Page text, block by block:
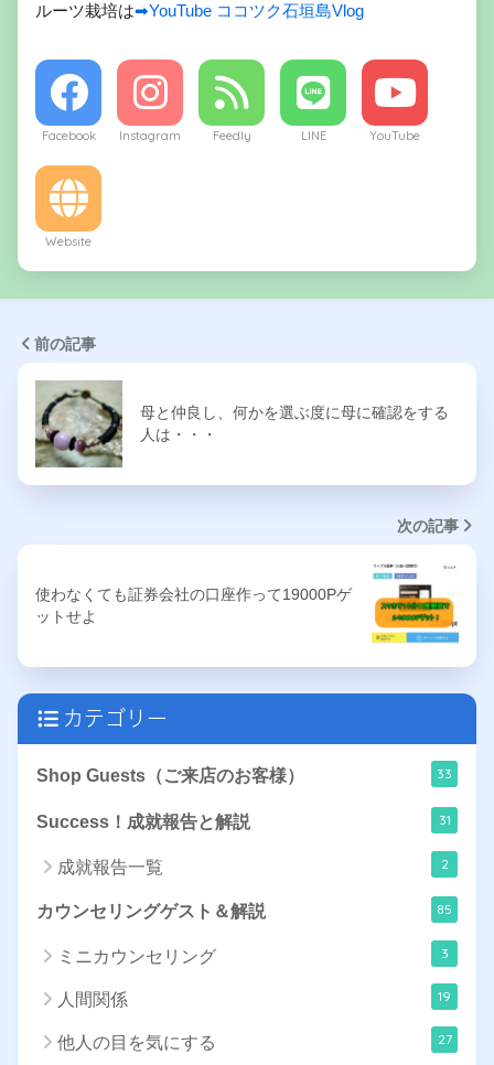
ルーツ栽培は➡YouTube ココツク石垣島Vlog
Facebook Instagram Feedly LINE YouTube
Website
前の記事
母と仲良し、何かを選ぶ度に母に確認をする
人は・・・
次の記事
使わなくても証券会社の口座作って19000Pゲ
ットせよ
カテゴリー
Shop Guests（ご来店のお客様） 33
Success！成就報告と解説 31
成就報告一覧 2
カウンセリングゲスト＆解説 85
ミニカウンセリング 3
人間関係 19
他人の目を気にする 27